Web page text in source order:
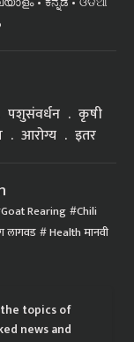
पशुसंवर्धन
कृषी
आरोग्य इतर
Goat Rearing Chili
लागवड Health मानवी
topics of
news and